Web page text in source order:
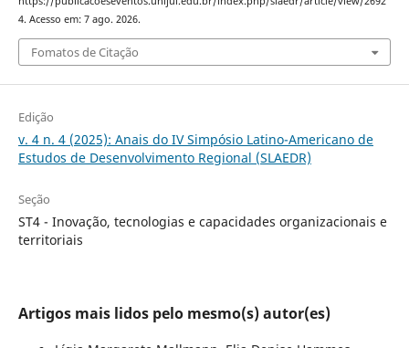
4. Acesso em: 7 ago. 2026.
Fomatos de Citação
Edição
v. 4 n. 4 (2025): Anais do IV Simpósio Latino-Americano de
Estudos de Desenvolvimento Regional (SLAEDR)
Seção
ST4 - Inovação, tecnologias e capacidades organizacionais e
territoriais
Artigos mais lidos pelo mesmo(s) autor(es)